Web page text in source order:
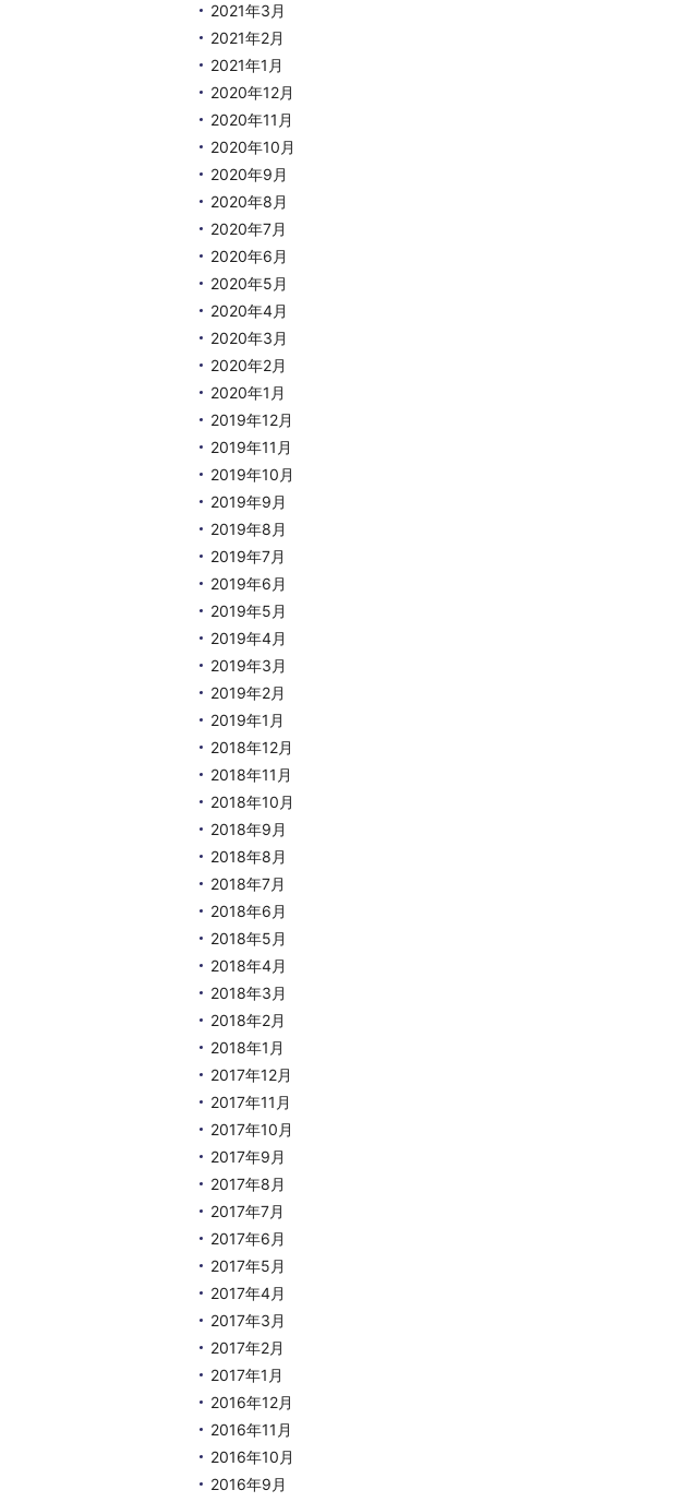
2021年3月
2021年2月
2021年1月
2020年12月
2020年11月
2020年10月
2020年9月
2020年8月
2020年7月
2020年6月
2020年5月
2020年4月
2020年3月
2020年2月
2020年1月
2019年12月
2019年11月
2019年10月
2019年9月
2019年8月
2019年7月
2019年6月
2019年5月
2019年4月
2019年3月
2019年2月
2019年1月
2018年12月
2018年11月
2018年10月
2018年9月
2018年8月
2018年7月
2018年6月
2018年5月
2018年4月
2018年3月
2018年2月
2018年1月
2017年12月
2017年11月
2017年10月
2017年9月
2017年8月
2017年7月
2017年6月
2017年5月
2017年4月
2017年3月
2017年2月
2017年1月
2016年12月
2016年11月
2016年10月
2016年9月